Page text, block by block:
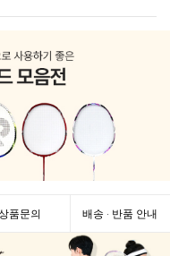
품문의 배송 · 반품 안내